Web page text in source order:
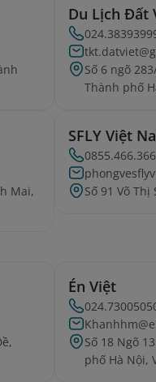
Du Lịch Đất
Số 6 ngõ
Thành phố
Mai,
SFLY Việt
0855.466.366
Số 91 Võ
Én Việt
Số 18 Ngõ
phố Hà Nội,